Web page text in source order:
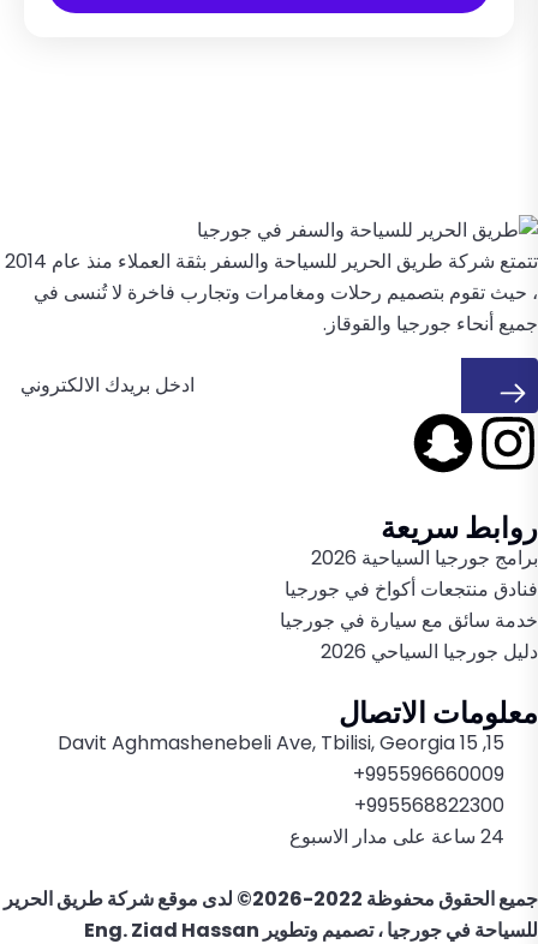
تتمتع شركة طريق الحرير للسياحة والسفر بثقة العملاء منذ عام 2014
، حيث تقوم بتصميم رحلات ومغامرات وتجارب فاخرة لا تُنسى في
جميع أنحاء جورجيا والقوقاز.
روابط سريعة
برامج جورجيا السياحية 2026
فنادق منتجعات أكواخ في جورجيا
خدمة سائق مع سيارة في جورجيا
دليل جورجيا السياحي 2026
معلومات الاتصال
15, 15 Davit Aghmashenebeli Ave, Tbilisi, Georgia
995596660009+
995568822300+
24 ساعة على مدار الاسبوع
جميع الحقوق محفوظة 2022-2026© لدى موقع
شركة طريق الحرير
للسياحة في جورجيا، تصميم وتطوير Eng. Ziad Hassan